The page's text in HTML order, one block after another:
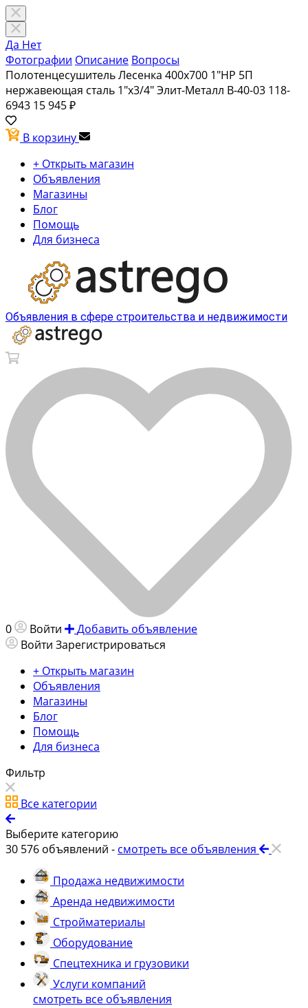
Да Нет
Фотографии Описание Вопросы
Полотенцесушитель Лесенка 400х700 1"НР 5П
нержавеющая сталь 1"х3/4" Элит-Металл В-40-03 118-
6943 15 945 ₽
В корзину
+ Открыть магазин
Объявления
Магазины
Блог
Помощь
Для бизнеса
Объявления в сфере строительства и недвижимости
0 Войти
Добавить объявление
Войти Зарегистрироваться
+ Открыть магазин
Объявления
Магазины
Блог
Помощь
Для бизнеса
Фильтр
Все категории
Выберите категорию
30 576 объявлений - смотреть все объявления
Продажа недвижимости
Аренда недвижимости
Стройматериалы
Оборудование
Спецтехника и грузовики
Услуги компаний
смотреть все объявления